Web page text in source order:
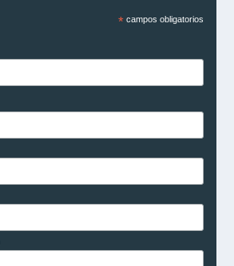
*campos obligatorios